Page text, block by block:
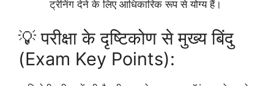
ट्रेनिंग देने के लिए आधिकारिक रूप से योग्य हैं।
💡 परीक्षा के दृष्टिकोण से मुख्य बिंदु
(Exam Key Points):